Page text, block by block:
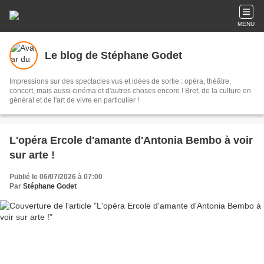
MENU
Le blog de Stéphane Godet
Impressions sur des spectacles vus et idées de sortie : opéra, théâtre,
concert, mais aussi cinéma et d'autres choses encore ! Bref, de la culture en
général et de l'art de vivre en particulier !
L'opéra Ercole d'amante d'Antonia Bembo à voir
sur arte !
Publié le 06/07/2026 à 07:00
Par Stéphane Godet